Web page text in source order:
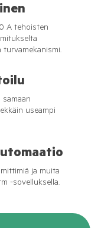
A tehoisten
turvamekanismi.
useampi
ja muita
-sovelluksella.